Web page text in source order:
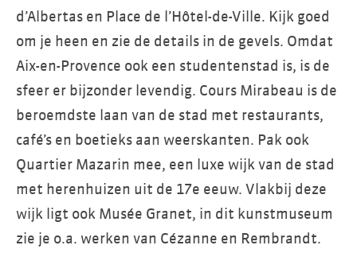
d’Albertas en Place de l’Hôtel-de-Ville. Kijk goed
om je heen en zie de details in de gevels. Omdat
Aix-en-Provence ook een studentenstad is, is de
sfeer er bijzonder levendig. Cours Mirabeau is de
beroemdste laan van de stad met restaurants,
café’s en boetieks aan weerskanten. Pak ook
Quartier Mazarin mee, een luxe wijk van de stad
met herenhuizen uit de 17e eeuw. Vlakbij deze
wijk ligt ook Musée Granet, in dit kunstmuseum
zie je o.a. werken van Cézanne en Rembrandt.